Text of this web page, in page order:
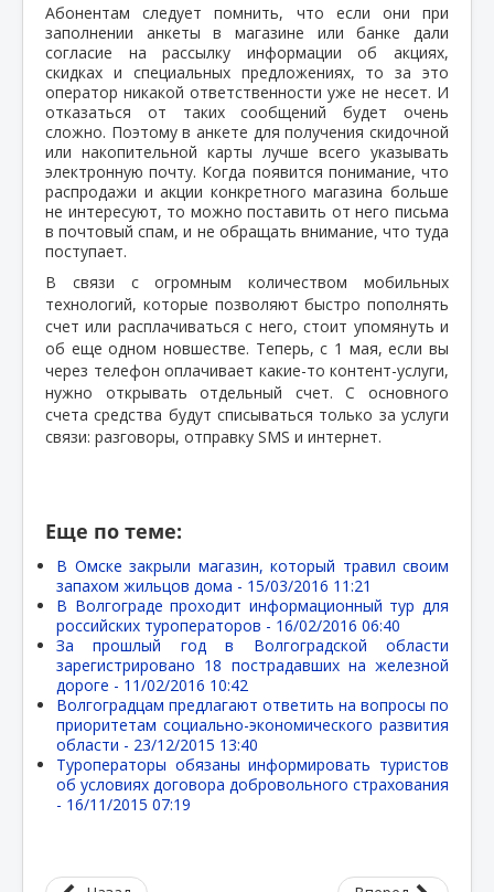
Абонентам следует помнить, что если они при
заполнении анкеты в магазине или банке дали
согласие на рассылку информации об акциях,
скидках и специальных предложениях, то за это
оператор никакой ответственности уже не несет. И
отказаться от таких сообщений будет очень
сложно. Поэтому в анкете для получения скидочной
или накопительной карты лучше всего указывать
электронную почту. Когда появится понимание, что
распродажи и акции конкретного магазина больше
не интересуют, то можно поставить от него письма
в почтовый спам, и не обращать внимание, что туда
поступает.
В связи с огромным количеством мобильных
технологий, которые позволяют быстро пополнять
счет или расплачиваться с него, стоит упомянуть и
об еще одном новшестве. Теперь, с 1 мая, если вы
через телефон оплачивает какие-то контент-услуги,
нужно открывать отдельный счет. С основного
счета средства будут списываться только за услуги
связи: разговоры, отправку SMS и интернет.
Еще по теме:
В Омске закрыли магазин, который травил своим
запахом жильцов дома - 15/03/2016 11:21
В Волгограде проходит информационный тур для
российских туроператоров - 16/02/2016 06:40
За прошлый год в Волгоградской области
зарегистрировано 18 пострадавших на железной
дороге - 11/02/2016 10:42
Волгоградцам предлагают ответить на вопросы по
приоритетам социально-экономического развития
области - 23/12/2015 13:40
Туроператоры обязаны информировать туристов
об условиях договора добровольного страхования
- 16/11/2015 07:19